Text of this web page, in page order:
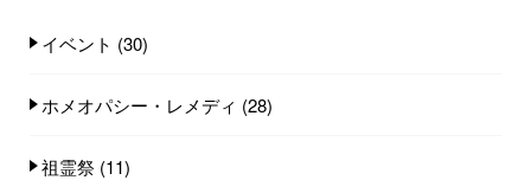
イベント (30)
ホメオパシー・レメディ (28)
祖霊祭 (11)